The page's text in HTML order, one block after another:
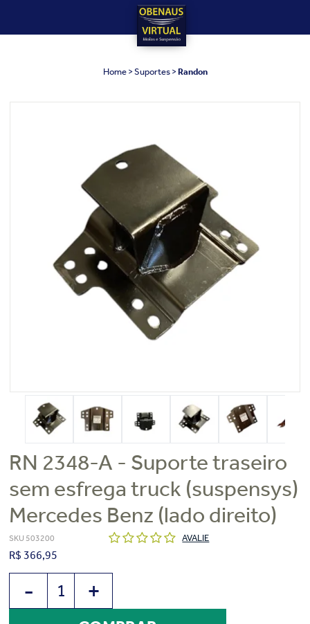
Home Suportes Randon
RN 2348-A - Suporte traseiro
sem esfrega truck (suspensys)
Mercedes Benz (lado direito)
SKU 503200 AVALIE
R$ 366,95
- +